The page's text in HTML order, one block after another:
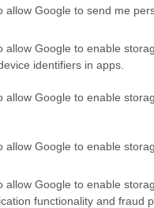
allow Google to send me
allow Google to enable
identifiers in apps.
allow Google to enable
allow Google to enable
allow Google to enable
functionality and fraud
εξασφάλιση